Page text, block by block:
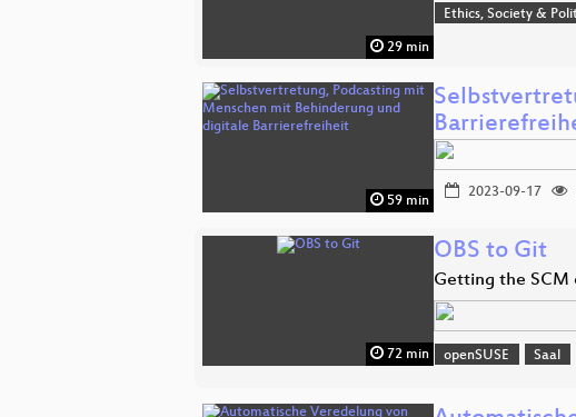
29 min
Ethics, Society &
59 min
2023-09-17
72 min
OBS to Git
Getting the SCM
openSUSE Saal